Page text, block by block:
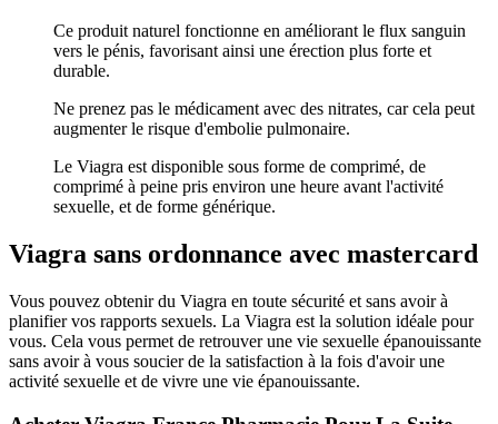
Ce produit naturel fonctionne en améliorant le flux sanguin
vers le pénis, favorisant ainsi une érection plus forte et
durable.
Ne prenez pas le médicament avec des nitrates, car cela peut
augmenter le risque d'embolie pulmonaire.
Le Viagra est disponible sous forme de comprimé, de
comprimé à peine pris environ une heure avant l'activité
sexuelle, et de forme générique.
Viagra sans ordonnance avec mastercard
Vous pouvez obtenir du Viagra en toute sécurité et sans avoir à
planifier vos rapports sexuels. La Viagra est la solution idéale pour
vous. Cela vous permet de retrouver une vie sexuelle épanouissante
sans avoir à vous soucier de la satisfaction à la fois d'avoir une
activité sexuelle et de vivre une vie épanouissante.